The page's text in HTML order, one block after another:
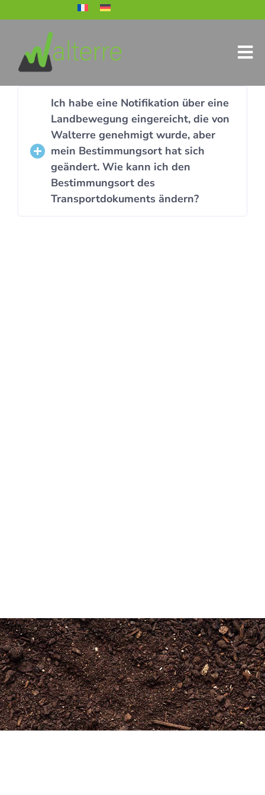
Ich habe eine Notifikation über eine
Landbewegung eingereicht, die von
Walterre genehmigt wurde, aber
mein Bestimmungsort hat sich
geändert. Wie kann ich den
Bestimmungsort des
Transportdokuments ändern?